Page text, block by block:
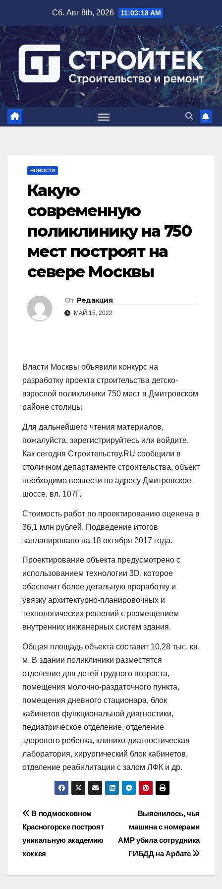
содержимому
Сб. Авг 8th, 2026 11:03:19 AM
НОВОСТИ
Какую
современную
поликлинику на 750
мест построят на
севере Москвы
От Редакция
МАЙ 15, 2022
Власти Москвы объявили конкурс на
разработку проекта строительства детско-
взрослой поликлиники 750 мест в Дмитровском
районе столицы
Для дальнейшего чтения материалов,
пожалуйста, зарегистрируйтесь или войдите.
Как сегодня Строительству.RU сообщили в
столичном департаменте строительства, объект
необходимо возвести по адресу Дмитровское
шоссе, вл. 107Г.
Стоимость работ по проектированию оценена в
36,1 млн рублей. Подведение итогов
запланировано на 18 октября 2017 года.
Проектирование объекта предусмотрено с
использованием технологии 3D, которое
обеспечит более детальную проработку и
увязку архитектурно-планировочных и
технологических решений с размещением
внутренних инженерных систем здания.
Общая площадь объекта составит 10,28 тыс. кв.
м. В здании поликлиники разместятся
отделение для детей грудного возраста,
помещения молочно-раздаточного пункта,
помещения дневного стационара, блок
кабинетов функциональной диагностики,
педиатрическое отделение, отделение
здорового ребенка, клинико-диагностическая
лаборатория, хирургический блок кабинетов,
отделение реабилитации с залом ЛФК и др.
Навигация
по
записям
Выяснилось, чья
машина с номерами
АМР убила сотрудника
ГИБДД на Арбате
В подмосковном
Красногорске построят
уникальную академию
хоккея